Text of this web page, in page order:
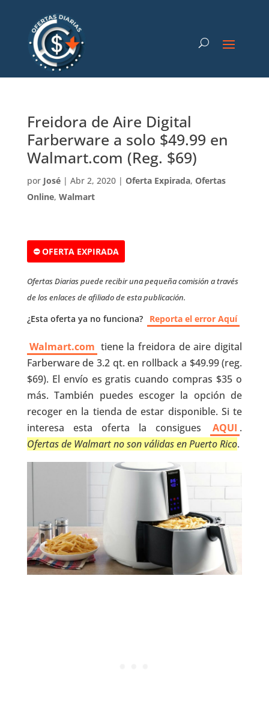
Freidora de Aire Digital
Farberware a solo $49.99 en
Walmart.com (Reg. $69)
por José| Abr 2, 2020| Oferta Expirada, Ofertas
Online, Walmart
⛔ OFERTA EXPIRADA
Ofertas Diarias puede recibir una pequeña comisión a través
de los enlaces de afiliado de esta publicación.
¿Esta oferta ya no funciona? Reporta el error Aquí
Walmart.com tiene la freidora de aire digital
Farberware de 3.2 qt. en rollback a $49.99 (reg.
$69). El envío es gratis cuando compras $35 o
más. También puedes escoger la opción de
recoger en la tienda de estar disponible. Si te
interesa esta oferta la consigues
AQUI .
Ofertas de Walmart no son válidas en Puerto Rico.